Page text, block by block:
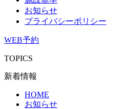
お知らせ
プライバシーポリシー
WEB予約
TOPICS
新着情報
HOME
お知らせ